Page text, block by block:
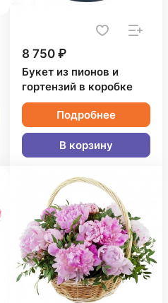
8 750 ₽
Букет из пионов и
гортензий в коробке
Подробнее
В корзину